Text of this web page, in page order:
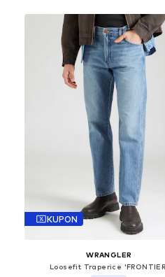
KUPON
WRANGLER
Loosefit Traperice